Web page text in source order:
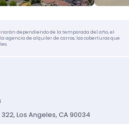
dependiendo de la temporada del año, el
agencia de alquiler de carros, las coberturas que
Los Angeles, CA 90034